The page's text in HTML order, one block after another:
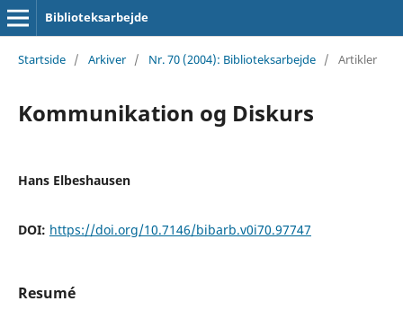
Biblioteksarbejde
Startside / Arkiver / Nr. 70 (2004): Biblioteksarbejde / Artikler
Kommunikation og Diskurs
Hans Elbeshausen
DOI: https://doi.org/10.7146/bibarb.v0i70.97747
Resumé